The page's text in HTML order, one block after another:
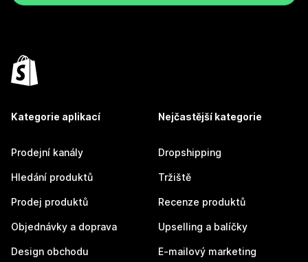
Kategorie aplikací
Prodejní kanály
Hledání produktů
Prodej produktů
Objednávky a doprava
Design obchodu
Nejčastější kategorie
Dropshipping
Tržiště
Recenze produktů
Upselling a balíčky
E-mailový marketing